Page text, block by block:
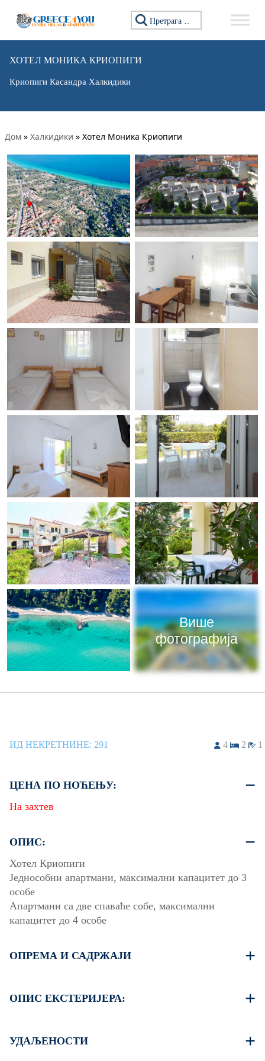
Претражи:
ХОТЕЛ МОНИКА КРИОПИГИ
Криопиги Касандра Халкидики
Дом » Халкидики » Хотел Моника Криопиги
Више
фотографија
ИД НЕКРЕТНИНЕ: 291 4 2 1
ЦЕНА ПО НОЋЕЊУ:
На захтев
ОПИС:
Хотел Криопиги
Једнособни апартмани, максимални капацитет до 3
особе
Апартмани са две спаваће собе, максимални
капацитет до 4 особе
ОПРЕМА И САДРЖАЈИ
Постељина и пешкири
ОПИС ЕКСТЕРИЈЕРА:
Постоји могућност паркирања на улици око објекта
УДАЉЕНОСТИ